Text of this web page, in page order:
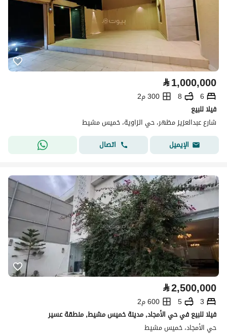
⃁1,000,000
6
8
300 م2
فيلا للبيع
شارع عبدالعزيز مظهر، حي الزاوية، خميس مشيط
الإيميل
اتصال
⃁2,500,000
3
5
600 م2
فيلا للبيع في حي الأمجاد, مدينة خميس مشيط, منطقة عسير
حي الأمجاد، خميس مشيط